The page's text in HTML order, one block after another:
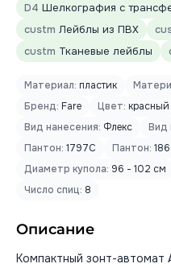
D4 Шелкография с
custm Лейблы из ПВХ
custm Тканевые лейблы
Материал: пластик
Бренд: Fare Цвет: красный
Вид нанесения: Флекс Вид
Пантон: 1797C Пантон:
Диаметр купола: 96 - 102 см
Число спиц: 8
Описание
Компактный зонт-автомат